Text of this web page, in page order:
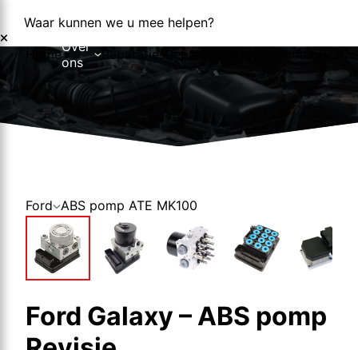
Waar kunnen we u mee helpen?
HomeOver
ons
Over ons
Nieuws
Reparaties Reparatieformulier Foutcodes
Ford ABS pomp ATE MK100
Ford Galaxy – ABS pomp